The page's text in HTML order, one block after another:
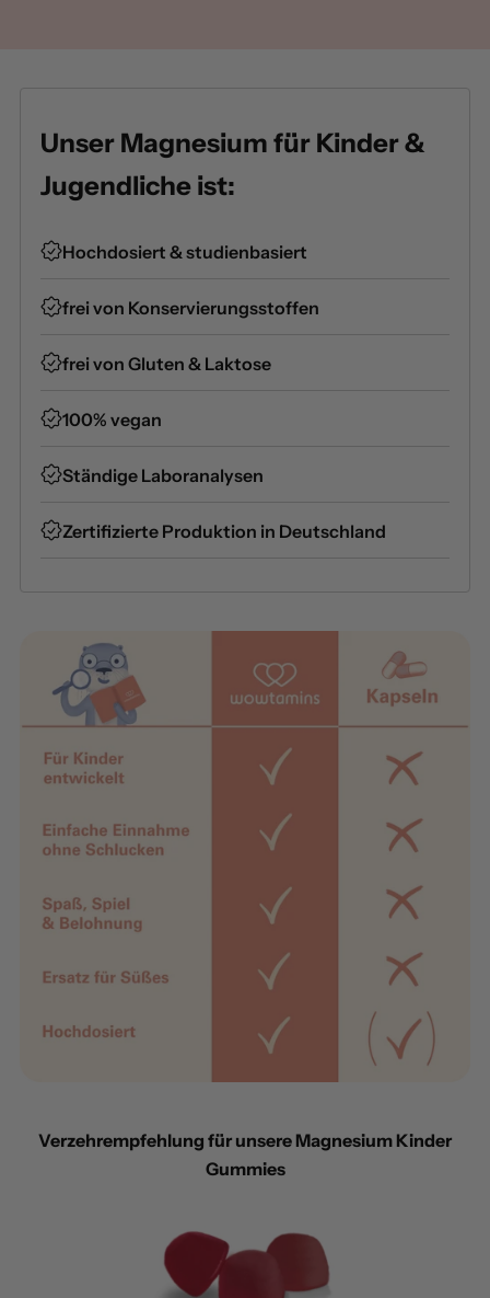
Unser Magnesium für Kinder &
Jugendliche ist:
Hochdosiert & studienbasiert
frei von Konservierungsstoffen
frei von Gluten & Laktose
100% vegan
Ständige Laboranalysen
Zertifizierte Produktion in Deutschland
Verzehrempfehlung für unsere Magnesium Kinder
Gummies